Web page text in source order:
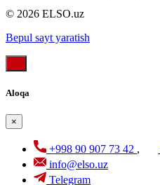
© 2026 ELSO.uz
Bepul sayt yaratish
Aloqa
×
+998 90 907 73 42 ,
info@elso.uz
Telegram